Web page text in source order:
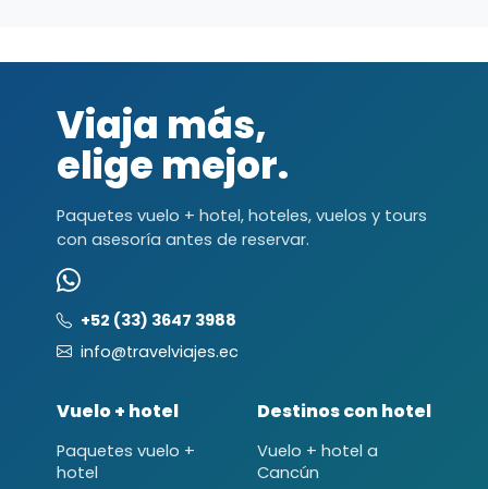
Viaja más,
elige mejor.
Paquetes vuelo + hotel, hoteles, vuelos y tours
con asesoría antes de reservar.
+52 (33) 3647 3988
info@travelviajes.ec
Vuelo + hotel
Paquetes vuelo +
hotel
Destinos con hotel
Vuelo + hotel a
Cancún